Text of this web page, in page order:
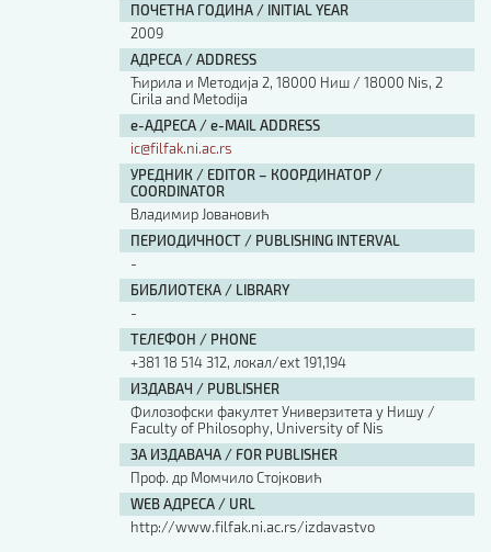
ПОЧЕТНА ГОДИНА / INITIAL YEAR
2009
АДРЕСА / ADDRESS
Ћирила и Методија 2, 18000 Ниш / 18000 Nis, 2
Cirila and Metodija
е-АДРЕСА / e-MAIL ADDRESS
ic@filfak.ni.ac.rs
УРЕДНИК / EDITOR – КООРДИНАТОР /
COORDINATOR
Владимир Јовановић
ПЕРИОДИЧНОСТ / PUBLISHING INTERVAL
-
БИБЛИОТЕКА / LIBRARY
-
ТЕЛЕФОН / PHONE
+381 18 514 312, локал/ext 191,194
ИЗДАВАЧ / PUBLISHER
Филозофски факултет Универзитета у Нишу /
Faculty of Philosophy, University of Nis
ЗА ИЗДАВАЧА / FOR PUBLISHER
Проф. др Момчило Стојковић
WEB АДРЕСА / URL
http://www.filfak.ni.ac.rs/izdavastvo